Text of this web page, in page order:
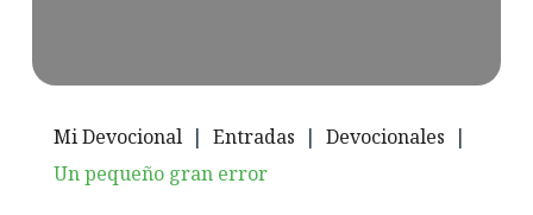
Mi Devocional | Entradas | Devocionales |
Un pequeño gran error